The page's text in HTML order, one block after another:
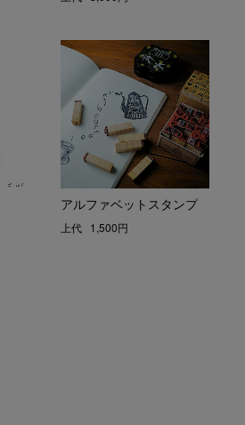
アルファベットスタンプ
上代 1,500円